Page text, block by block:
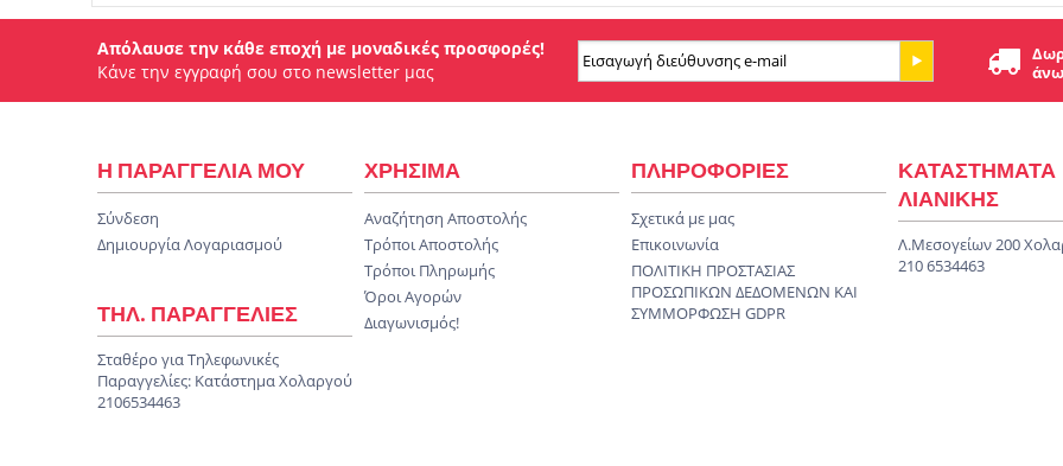
Απόλαυσε την κάθε εποχή με μοναδικές προσφορές!
Κάνε την εγγραφή σου στο newsletter μας
Η ΠΑΡΑΓΓΕΛΙΑ ΜΟΥ
Σύνδεση
Δημιουργία Λογαριασμού
ΤΗΛ. ΠΑΡΑΓΓΕΛΙΕΣ
Σταθέρο για Τηλεφωνικές
Παραγγελίες: Κατάστημα Χολαργού
2106534463
ΧΡΗΣΙΜΑ
Αναζήτηση Αποστολής
Τρόποι Αποστολής
Τρόποι Πληρωμής
Όροι Αγορών
Διαγωνισμός!
ΠΛΗΡΟΦΟΡΙΕΣ
Σχετικά με μας
Επικοινωνία
ΠΟΛΙΤΙΚΗ ΠΡΟΣΤΑΣΙΑΣ
ΠΡΟΣΩΠΙΚΩΝ ΔΕΔΟΜΕΝΩΝ KAI
ΣΥΜΜΟΡΦΩΣΗ GDPR
ΚΑΤΑΣΤΗΜΑΤΑ
ΛΙΑΝΙΚΗΣ
Λ.Μεσογείων 200
210 6534463